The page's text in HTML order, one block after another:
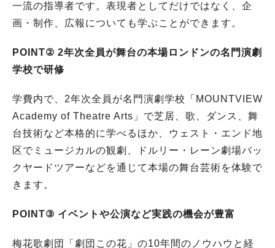
一流の指導者です。表現者としてだけではなく、企
画・制作、広報についても学ぶことができます。
POINT② 2年次全員が舞台の本場ロンドンの名門演劇
学校で研修
学費内で、2年次全員が名門演劇学校「MOUNTVIEW
Academy of Theatre Arts」で芝居、歌、ダンス、舞
台技術など本格的に学べるほか、ウェスト・エンド地
区でミュージカルの観劇、ドルリー・レーン劇場バッ
クヤードツアーなどを通じて本場の舞台芸術を体験で
きます。
POINT③ イベントや公演など実践の機会が豊富
梅花歌劇団「劇団この花」の10年間のノウハウと経